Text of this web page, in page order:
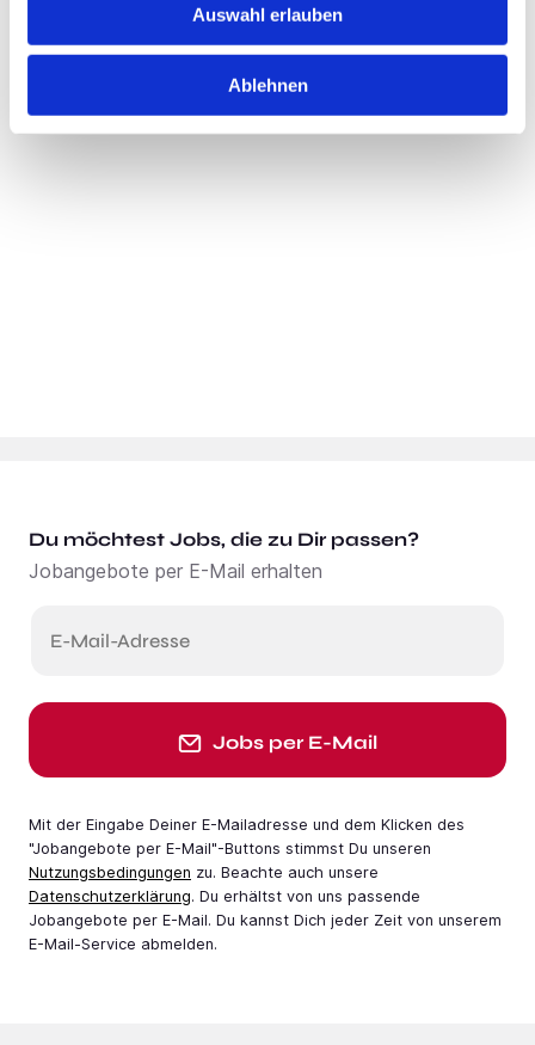
Auswahl erlauben
Ablehnen
Standort:München
Du möchtest Jobs, die zu Dir passen?
Jobangebote per E-Mail erhalten
E-Mail-Adresse
Jobs per E-Mail
Mit der Eingabe Deiner E-Mail­adresse und dem Klicken des
"Jobangebote per E-Mail"-Buttons stimmst Du unseren
Nutzungsbedingungen zu. Beachte auch unsere
Datenschutzerklärung. Du erhältst von uns passende
Jobangebote per E-Mail. Du kannst Dich jeder Zeit von unserem
E-Mail-Service abmelden.